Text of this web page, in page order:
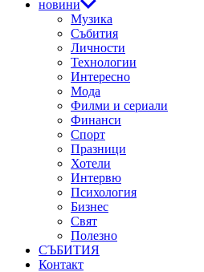
новини
Музика
Събития
Личности
Технологии
Интересно
Мода
Филми и сериали
Финанси
Спорт
Празници
Хотели
Интервю
Психология
Бизнес
Свят
Полезно
СЪБИТИЯ
Контакт